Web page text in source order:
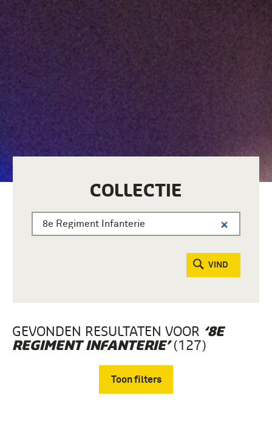
COLLECTIE
VIND
GEVONDEN RESULTATEN VOOR ‘8E
REGIMENT INFANTERIE’(127)
Toon filters